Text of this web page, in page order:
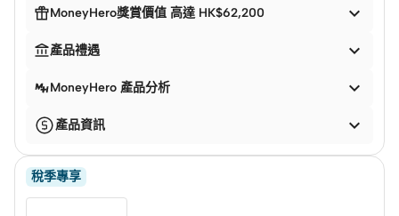
MoneyHero獎賞價值 高達 HK$62,200 
產品禮遇 
MoneyHero 產品分析 
產品資訊 
稅季專享